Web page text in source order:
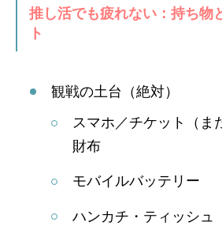
推し活でも疲れない：持ち物
ト
観戦の土台（絶対）
スマホ／チケット（ま
財布
モバイルバッテリー
ハンカチ・ティッシュ